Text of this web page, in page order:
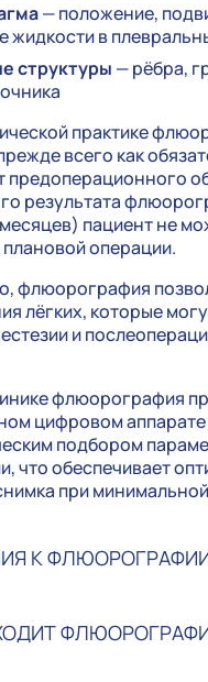
— положение,
жидкости в
структуры — рёбра,
практике
всего как
предоперационного
результата
пациент не
операции.
флюорография
лёгких, которые
и
флюорография
цифровом аппарате
подбором
что обеспечивает
при
К